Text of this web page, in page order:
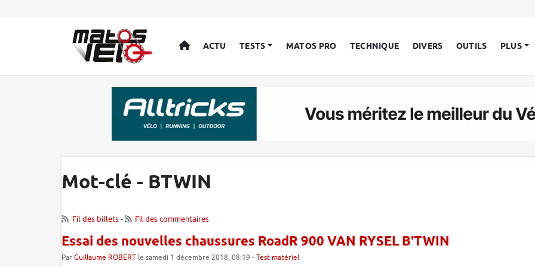
ACCUEIL
ACTU TESTS MATOS PRO TECHNIQUE DIVERS OUTILS PLUS
Mot-clé - BTWIN
Fil des billets- Fil des commentaires
Essai des nouvelles chaussures RoadR 900 VAN RYSEL B'TWIN
Par Guillaume ROBERT le samedi 1 décembre 2018, 08:19 - Test matériel